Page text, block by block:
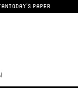
TODAY'S PAPER